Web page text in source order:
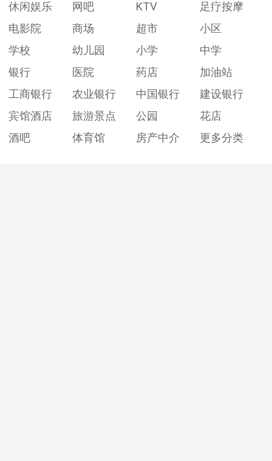
休闲娱乐
网吧 KTV
足疗按摩
电影院
商场 超市
小区
学校
幼儿园 小学
中学
银行
医院 药店
加油站
工商银行
农业银行 中国银行
建设银行
宾馆酒店
旅游景点 公园
花店
酒吧
体育馆 房产中介 更多分类